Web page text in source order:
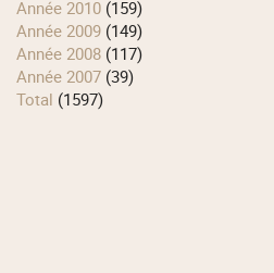
année 2010 (159)
année 2009 (149)
année 2008 (117)
année 2007 (39)
total (1597)